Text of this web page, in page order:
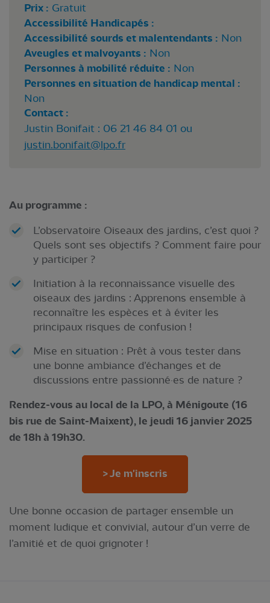
Prix : Gratuit
Accessibilité Handicapés :
Accessibilité sourds et malentendants : Non
Aveugles et malvoyants : Non
Personnes à mobilité réduite : Non
Personnes en situation de handicap mental :
Non
Contact :
Justin Bonifait : 06 21 46 84 01 ou
justin.bonifait@lpo.fr
Au programme :
L’observatoire Oiseaux des jardins, c’est quoi ?
Quels sont ses objectifs ? Comment faire pour
y participer ?
Initiation à la reconnaissance visuelle des
oiseaux des jardins : Apprenons ensemble à
reconnaître les espèces et à éviter les
principaux risques de confusion !
Mise en situation : Prêt à vous tester dans
une bonne ambiance d’échanges et de
discussions entre passionné·es de nature ?
Rendez-vous au local de la LPO, à Ménigoute (16
bis rue de Saint-Maixent), le jeudi 16 janvier 2025
de 18h à 19h30.
> Je m'inscris
Une bonne occasion de partager ensemble un
moment ludique et convivial, autour d’un verre de
l’amitié et de quoi grignoter !